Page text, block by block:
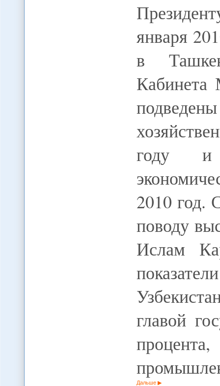
января
в
Кабинета
году и
2010 год.
поводу
Ислам
главой
Дальше